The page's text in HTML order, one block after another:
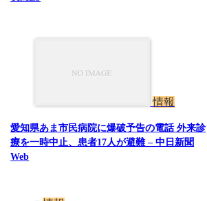
情報
愛知県あま市民病院に爆破予告の電話 外来診
療を一時中止、患者17人が避難 – 中日新聞
Web